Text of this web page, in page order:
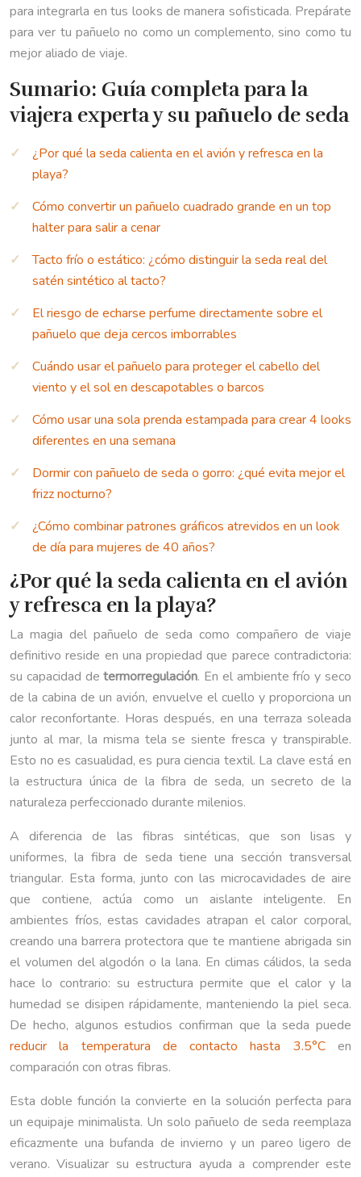
para integrarla en tus looks de manera sofisticada. Prepárate
para ver tu pañuelo no como un complemento, sino como tu
mejor aliado de viaje.
Sumario: Guía completa para la
viajera experta y su pañuelo de seda
¿Por qué la seda calienta en el avión y refresca en la
playa?
Cómo convertir un pañuelo cuadrado grande en un top
halter para salir a cenar
Tacto frío o estático: ¿cómo distinguir la seda real del
satén sintético al tacto?
El riesgo de echarse perfume directamente sobre el
pañuelo que deja cercos imborrables
Cuándo usar el pañuelo para proteger el cabello del
viento y el sol en descapotables o barcos
Cómo usar una sola prenda estampada para crear 4 looks
diferentes en una semana
Dormir con pañuelo de seda o gorro: ¿qué evita mejor el
frizz nocturno?
¿Cómo combinar patrones gráficos atrevidos en un look
de día para mujeres de 40 años?
¿Por qué la seda calienta en el avión
y refresca en la playa?
La magia del pañuelo de seda como compañero de viaje
definitivo reside en una propiedad que parece contradictoria:
su capacidad determorregulación. En el ambiente frío y seco
de la cabina de un avión, envuelve el cuello y proporciona un
calor reconfortante. Horas después, en una terraza soleada
junto al mar, la misma tela se siente fresca y transpirable.
Esto no es casualidad, es pura ciencia textil. La clave está en
la estructura única de la fibra de seda, un secreto de la
naturaleza perfeccionado durante milenios.
A diferencia de las fibras sintéticas, que son lisas y
uniformes, la fibra de seda tiene una sección transversal
triangular. Esta forma, junto con las microcavidades de aire
que contiene, actúa como un aislante inteligente. En
ambientes fríos, estas cavidades atrapan el calor corporal,
creando una barrera protectora que te mantiene abrigada sin
el volumen del algodón o la lana. En climas cálidos, la seda
hace lo contrario: su estructura permite que el calor y la
humedad se disipen rápidamente, manteniendo la piel seca.
De hecho, algunos estudios confirman que la seda puede
reducir la temperatura de contacto hasta 3.5°Cen
comparación con otras fibras.
Esta doble función la convierte en la solución perfecta para
un equipaje minimalista. Un solo pañuelo de seda reemplaza
eficazmente una bufanda de invierno y un pareo ligero de
verano. Visualizar su estructura ayuda a comprender este